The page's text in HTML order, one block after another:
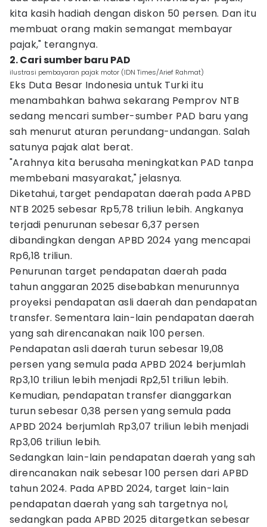
kita kasih hadiah dengan diskon 50 persen. Dan itu
membuat orang makin semangat membayar
pajak," terangnya.
2. Cari sumber baru PAD
ilustrasi pembayaran pajak motor (IDN Times/Arief Rahmat)
Eks Duta Besar Indonesia untuk Turki itu
menambahkan bahwa sekarang Pemprov NTB
sedang mencari sumber-sumber PAD baru yang
sah menurut aturan perundang-undangan. Salah
satunya pajak alat berat.
"Arahnya kita berusaha meningkatkan PAD tanpa
membebani masyarakat," jelasnya.
Diketahui, target pendapatan daerah pada APBD
NTB 2025 sebesar Rp5,78 triliun lebih. Angkanya
terjadi penurunan sebesar 6,37 persen
dibandingkan dengan APBD 2024 yang mencapai
Rp6,18 triliun.
Penurunan target pendapatan daerah pada
tahun anggaran 2025 disebabkan menurunnya
proyeksi pendapatan asli daerah dan pendapatan
transfer. Sementara lain-lain pendapatan daerah
yang sah direncanakan naik 100 persen.
Pendapatan asli daerah turun sebesar 19,08
persen yang semula pada APBD 2024 berjumlah
Rp3,10 triliun lebih menjadi Rp2,51 triliun lebih.
Kemudian, pendapatan transfer dianggarkan
turun sebesar 0,38 persen yang semula pada
APBD 2024 berjumlah Rp3,07 triliun lebih menjadi
Rp3,06 triliun lebih.
Sedangkan lain-lain pendapatan daerah yang sah
direncanakan naik sebesar 100 persen dari APBD
tahun 2024. Pada APBD 2024, target lain-lain
pendapatan daerah yang sah targetnya nol,
sedangkan pada APBD 2025 ditargetkan sebesar